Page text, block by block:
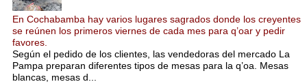
En Cochabamba hay varios lugares sagrados donde los creyentes
se reúnen los primeros viernes de cada mes para q’oar y pedir
favores.
Según el pedido de los clientes, las vendedoras del mercado La
Pampa preparan diferentes tipos de mesas para la q’oa. Mesas
blancas, mesas d...